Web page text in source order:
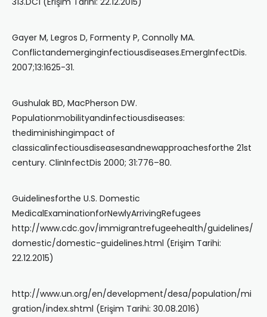
Gayer M, Legros D, Formenty P, Connolly MA.
Conflictandemerginginfectiousdiseases.EmergInfectDis.
2007;13:1625-31.
Gushulak BD, MacPherson DW.
Populationmobilityandinfectiousdiseases:
thediminishingimpact of
classicalinfectiousdiseasesandnewapproachesforthe 21st
century. ClinInfectDis 2000; 31:776–80.
Guidelinesforthe U.S. Domestic
MedicalExaminationforNewlyArrivingRefugees
http://www.cdc.gov/immigrantrefugeehealth/guidelines/
domestic/domestic-guidelines.html (Erişim Tarihi:
22.12.2015)
http://www.un.org/en/development/desa/population/mi
gration/index.shtml (Erişim Tarihi: 30.08.2016)